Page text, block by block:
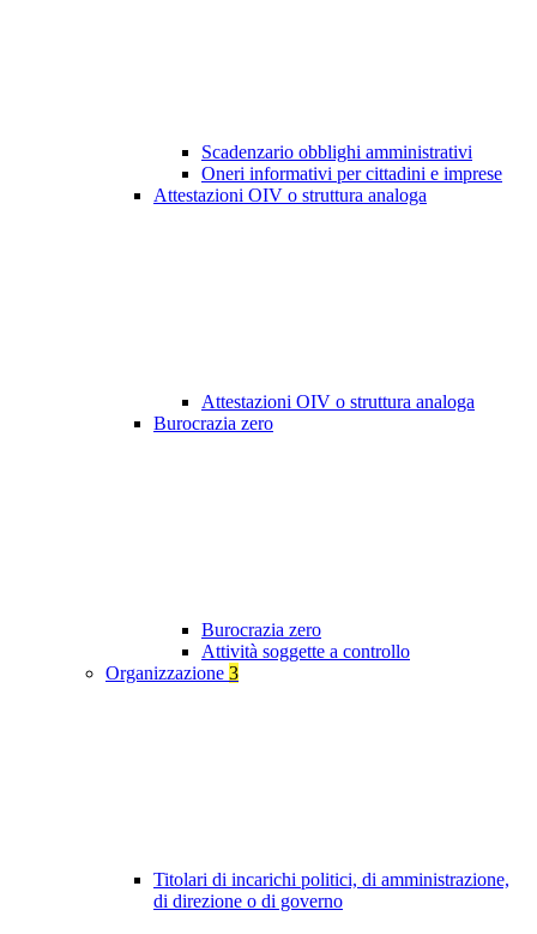
Scadenzario obblighi amministrativi
Oneri informativi per cittadini e imprese
Attestazioni OIV o struttura analoga
Attestazioni OIV o struttura analoga
Burocrazia zero
Burocrazia zero
Attività soggette a controllo
Organizzazione 3
Titolari di incarichi politici, di amministrazione,
di direzione o di governo